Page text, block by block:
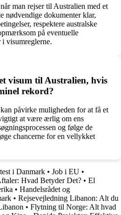
man rejser til Australien med et
nødvendige dokumenter klar,
respektere australske
på eventuelle
visumreglerne.
visum til Australien, hvis
rekord?
påvirke muligheden for at få et
at være ærlig om ens
og følge de
chancerne for en vellykket
i Danmark • Job i EU •
Hvad Betyder Det? • El
• Handelsrådet og
• Rejsevejledning Libanon: Alt du
• Flytning til Norge: Alt hvad